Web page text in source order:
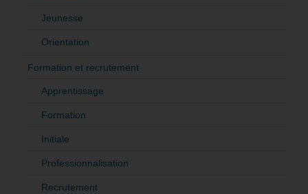
Jeunesse
Orientation
Formation et recrutement
Apprentissage
Formation
Initiale
Professionnalisation
Recrutement